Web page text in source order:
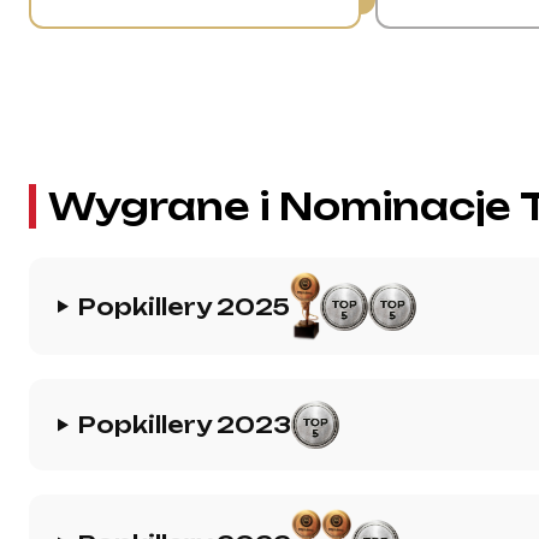
Wygrane i Nominacje
Popkillery 2025
Popkillery 2023